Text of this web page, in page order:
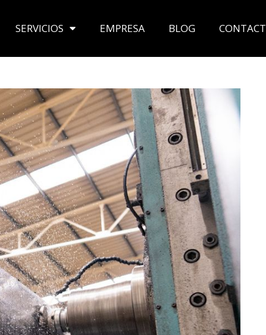
SERVICIOS EMPRESA BLOG